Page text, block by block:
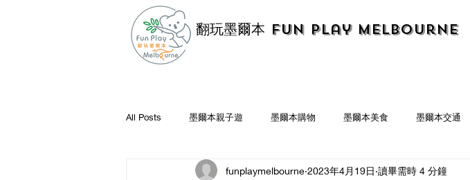
翻玩墨爾本 Fun Play Melbourne
All Posts 墨爾本親子遊 墨爾本購物 墨爾本美食 墨爾本交通
墨爾本好店推薦 墨爾本遊記 墨爾本食記
funplaymelbourne 2023年4月19日 讀畢需時 4 分鐘